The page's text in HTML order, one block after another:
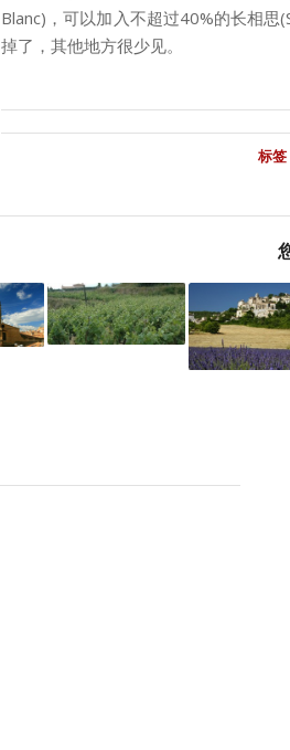
Blanc)，可以加入不超过40%的长相思
掉了，其他地方很少见。
标签